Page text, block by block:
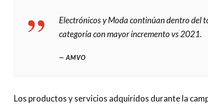
Electrónicos y Moda continúan dentro del
categoría con mayor incremento vs 2021.
AMVO
Los productos y servicios adquiridos durante la